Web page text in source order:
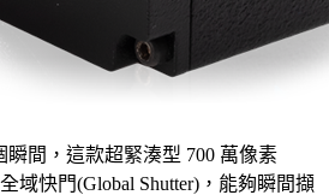
瞬間，這款超緊湊型 700 萬像素
域快門(Global Shutter)，能夠瞬間擷